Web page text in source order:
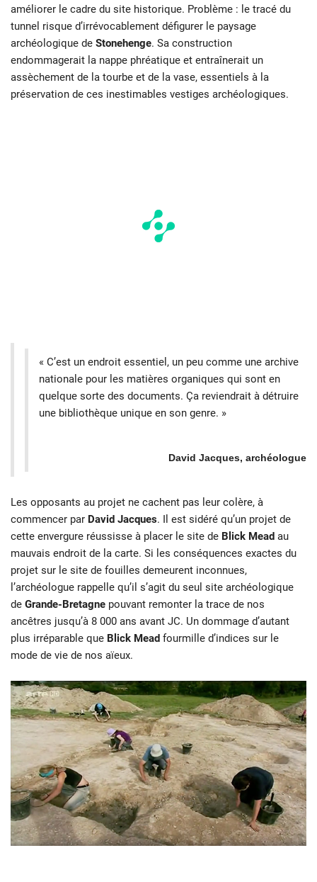
améliorer le cadre du site historique. Problème : le tracé du
tunnel risque d’irrévocablement défigurer le paysage
archéologique de Stonehenge. Sa construction
endommagerait la nappe phréatique et entraînerait un
assèchement de la tourbe et de la vase, essentiels à la
préservation de ces inestimables vestiges archéologiques.
« C’est un endroit essentiel, un peu comme une archive
nationale pour les matières organiques qui sont en
quelque sorte des documents. Ça reviendrait à détruire
une bibliothèque unique en son genre. »
David Jacques, archéologue
Les opposants au projet ne cachent pas leur colère, à
commencer par David Jacques. Il est sidéré qu’un projet de
cette envergure réussisse à placer le site de Blick Mead au
mauvais endroit de la carte. Si les conséquences exactes du
projet sur le site de fouilles demeurent inconnues,
l’archéologue rappelle qu’il s’agit du seul site archéologique
de Grande-Bretagne pouvant remonter la trace de nos
ancêtres jusqu’à 8 000 ans avant JC. Un dommage d’autant
plus irréparable que Blick Mead fourmille d’indices sur le
mode de vie de nos aïeux.